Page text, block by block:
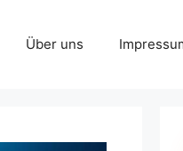
Über uns